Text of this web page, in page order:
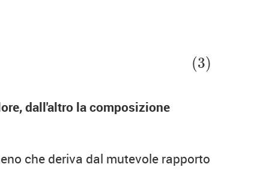
(3)
dall'altro la composizione
che deriva dal mutevole rapporto